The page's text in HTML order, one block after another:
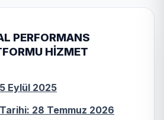
PERFORMANS
HİZMET
Eylül 2025
28 Temmuz 2026